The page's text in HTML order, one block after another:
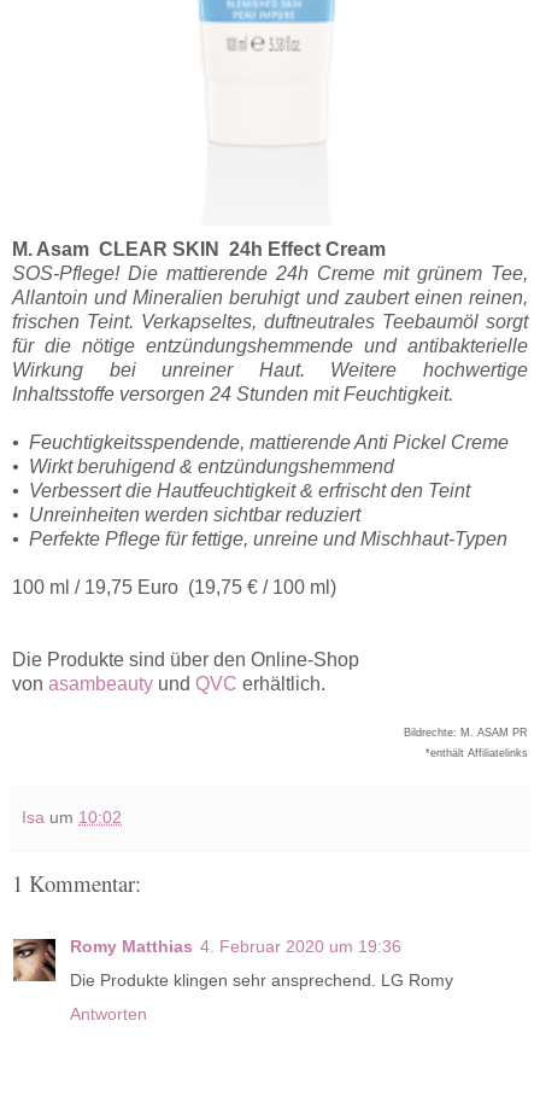
M. Asam CLEAR SKIN 24h Effect Cream
SOS-Pflege! Die mattierende 24h Creme mit grünem Tee,
Allantoin und Mineralien beruhigt und zaubert einen reinen,
frischen Teint. Verkapseltes, duftneutrales Teebaumöl sorgt
für die nötige entzündungshemmende und antibakterielle
Wirkung bei unreiner Haut. Weitere hochwertige
Inhaltsstoffe versorgen 24 Stunden mit Feuchtigkeit.
• Feuchtigkeitsspendende, mattierende Anti Pickel Creme
• Wirkt beruhigend & entzündungshemmend
• Verbessert die Hautfeuchtigkeit & erfrischt den Teint
• Unreinheiten werden sichtbar reduziert
• Perfekte Pflege für fettige, unreine und Mischhaut-Typen
100 ml / 19,75 Euro (19,75 € / 100 ml)
Die Produkte sind über den Online-Shop
von asambeauty und QVC erhältlich.
Bildrechte: M. ASAM PR
*enthält Affiliatelinks
Isa um 10:02
1 Kommentar:
Romy Matthias 4. Februar 2020 um 19:36
Die Produkte klingen sehr ansprechend. LG Romy
Antworten